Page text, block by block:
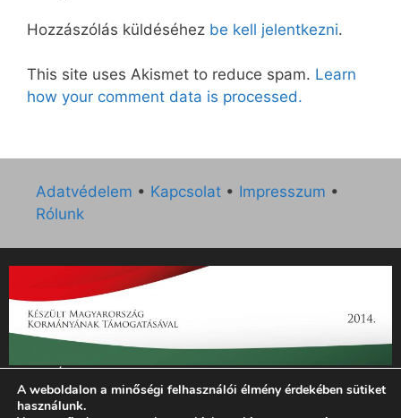
Hozzászólás küldéséhez be kell jelentkezni.
This site uses Akismet to reduce spam. Learn
how your comment data is processed.
Adatvédelem • Kapcsolat • Impresszum •
Rólunk
„Az Új Ember katolikus hetilap 2014. évi működésének
támogatását az EGYH-KCP-14-P-0121 sz. támogatási
szerződés keretében 3 000 000 Ft összegben támogatta az
A weboldalon a minőségi felhasználói élmény érdekében sütiket
használunk.